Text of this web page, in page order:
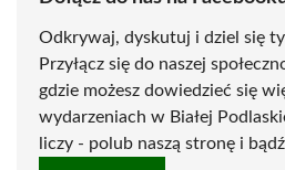
Odkrywaj, dyskutuj i dziel się
Przyłącz się do naszej
gdzie możesz dowiedzieć się
wydarzeniach w Białej
liczy - polub naszą stronę i